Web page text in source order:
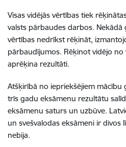
Visas vidējās vērtības tiek
valsts pārbaudes darbos. Nekādā
vērtības nedrīkst rēķināt,
pārbaudījumos. Rēķinot vidējo
aprēķina rezultāti.
Atšķirībā no iepriekšējiem mācību
trīs gadu eksāmenu rezultātu
eksāmenu saturs un uzbūve.
un svešvalodas eksāmeni ir divos
nebija.